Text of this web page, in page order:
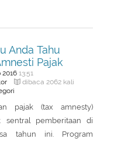
Anda Tahu
Pajak
201613:51
dibaca 2062 kali
pajak (tax amnesty)
sentral pemberitaan di
tahun ini. Program